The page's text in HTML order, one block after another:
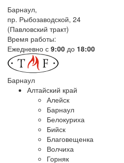
Барнаул,
пр. Рыбозаводской, 24
(Павловский тракт)
Время работы:
Ежедневно с 9:00 до 18:00
Барнаул
Алтайский край
Алейск
Барнаул
Белокуриха
Бийск
Благовещенка
Волчиха
Горняк